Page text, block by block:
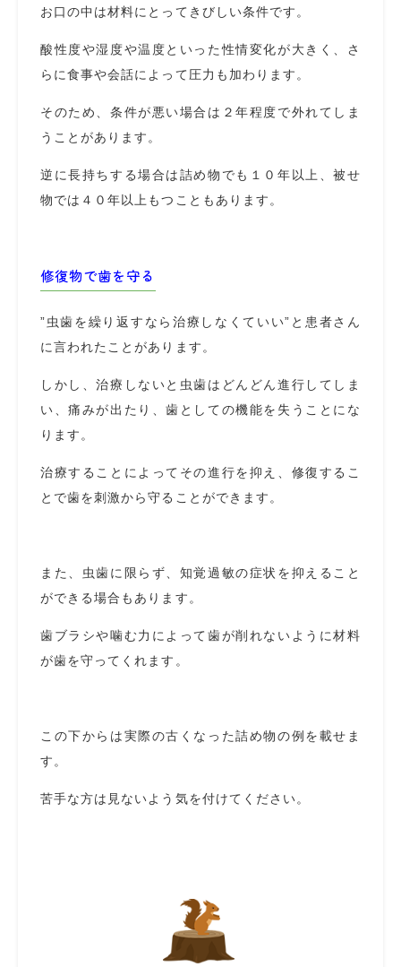
お口の中は材料にとってきびしい条件です。
酸性度や湿度や温度といった性情変化が大きく、さ
らに食事や会話によって圧力も加わります。
そのため、条件が悪い場合は２年程度で外れてしま
うことがあります。
逆に長持ちする場合は詰め物でも１０年以上、被せ
物では４０年以上もつこともあります。
修復物で歯を守る
”虫歯を繰り返すなら治療しなくていい”と患者さん
に言われたことがあります。
しかし、治療しないと虫歯はどんどん進行してしま
い、痛みが出たり、歯としての機能を失うことにな
ります。
治療することによってその進行を抑え、修復するこ
とで歯を刺激から守ることができます。
また、虫歯に限らず、知覚過敏の症状を抑えること
ができる場合もあります。
歯ブラシや噛む力によって歯が削れないように材料
が歯を守ってくれます。
この下からは実際の古くなった詰め物の例を載せま
す。
苦手な方は見ないよう気を付けてください。